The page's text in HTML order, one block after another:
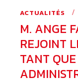
ACTUALITÉS
M. ANGE
REJOINT
TANT